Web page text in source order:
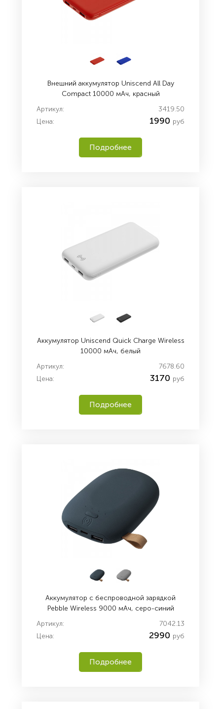
Внешний аккумулятор Uniscend All Day
Compact 10000 мАч, красный
Артикул:
3419.50
Цена:
1990 руб
Подробнее
Aккумулятор Uniscend Quick Charge Wireless
10000 мАч, белый
Артикул:
7678.60
Цена:
3170 руб
Подробнее
Аккумулятор с беспроводной зарядкой
Pebble Wireless 9000 мАч, серо-синий
Артикул:
7042.13
Цена:
2990 руб
Подробнее